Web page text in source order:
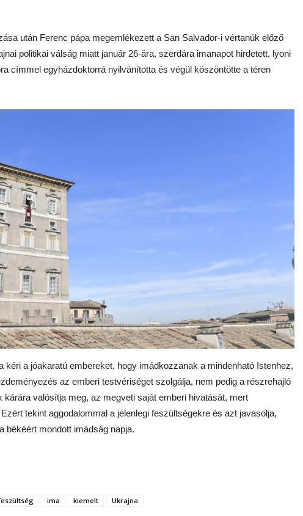
után Ferenc pápa megemlékezett a San Salvador-i vértanúk előző
politikai válság miatt január 26-ára, szerdára imanapot hirdetett, lyoni
címmel egyházdoktorrá nyilvánította és végül köszöntötte a téren
kéri a jóakaratú embereket, hogy imádkozzanak a mindenható Istenhez,
az emberi testvériséget szolgálja, nem pedig a részrehajló
kárára valósítja meg, az megveti saját emberi hivatását, mert
tekint aggodalommal a jelenlegi feszültségekre és azt javasolja,
békéért mondott imádság napja.
ima kiemelt Ukrajna